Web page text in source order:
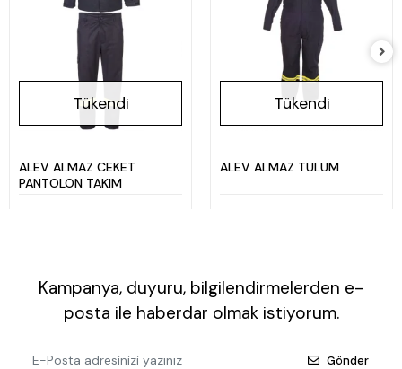
Tükendi
ALEV ALMAZ CEKET
PANTOLON TAKIM
Tükendi
ALEV ALMAZ TULUM
Kampanya, duyuru, bilgilendirmelerden e-
posta ile haberdar olmak istiyorum.
Gönder